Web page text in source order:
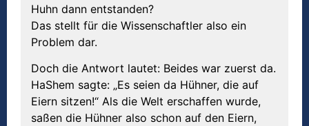
Huhn dann entstanden?
Das stellt für die Wissenschaftler also ein
Problem dar.
Doch die Antwort lautet: Beides war zuerst da.
HaShem sagte: „Es seien da Hühner, die auf
Eiern sitzen!“ Als die Welt erschaffen wurde,
saßen die Hühner also schon auf den Eiern,